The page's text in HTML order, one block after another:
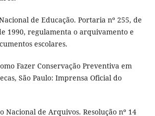
Nacional de Educação. Portaria nº 255, de
1990, regulamenta o arquivamento e
escolares.
Fazer Conservação Preventiva em
São Paulo: Imprensa Oficial do
Nacional de Arquivos. Resolução nº 14